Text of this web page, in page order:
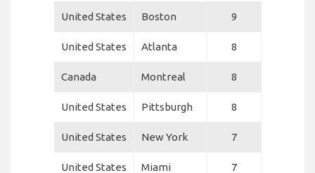
United States Boston 9
United States Atlanta 8
Canada Montreal 8
United States Pittsburgh 8
United States New York 7
United States Miami 7